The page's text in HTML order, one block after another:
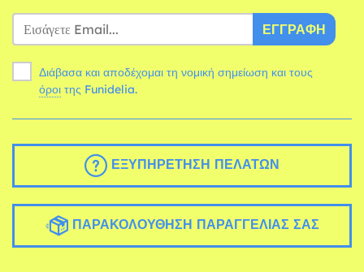
ΕΓΓΡΑΦΉ
Διάβασα και αποδέχομαι τη νομική σημείωση και τους
όροι της Funidelia.
ΕΞΥΠΗΡΈΤΗΣΗ ΠΕΛΑΤΏΝ
ΠΑΡΑΚΟΛΟΎΘΗΣΗ ΠΑΡΑΓΓΕΛΊΑΣ ΣΑΣ